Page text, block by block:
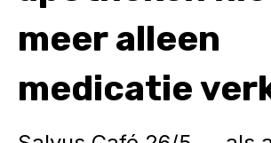
meer alleen
medicatie